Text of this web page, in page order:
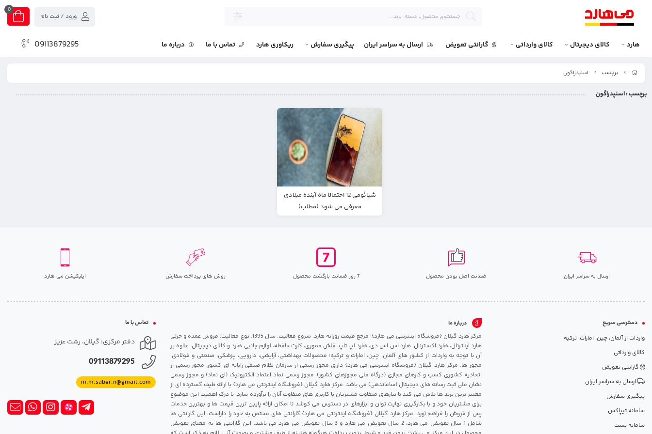
0
ورود / ثبت نام
هارد کالای دیجیتال کالای وارداتی گارانتی تعویض ارسال به سراسر ایران پیگیری سفارش ریکاوری هارد تماس با ما درباره ما 09113879295
برچسب اسنپدراگون
برچسب: اسنپدراگون
شیائومی 12 احتمالا ماه آینده میلادی
معرفی می شود (مطلب)
ارسال به سراسر ایران ضمانت اصل بودن محصول 7 روز ضمانت بازگشت محصول روش های پرداخت سفارش اپلیکیشن می هارد
دسترسی سریع
واردات از آلمان، چین، امارات، ترکیه
کالای وارداتی
گارانتی تعویض
ارسال به سراسر ایران
پیگیری سفارش
سامانه تیپاکس
سامانه پست
درباره ما
مرکز هارد گیلان {فروشگاه اینترنتی می هارد}؛ مرجع قیمت روزانه هارد. شروع فعالیت: سال 1395. نوع فعالیت: فروش عمده و جزئی
هارد اینترنال، هارد اکسترنال، هارد اس اس دی، هارد لپ تاپ، فلش مموری، کارت حافظه، لوازم جانبی هارد و کالای دیجیتال. علاوه بر
آن با توجه به واردات از کشور های آلمان، چین، امارات و ترکیه؛ محصولات بهداشتی، آرایشی، دارویی، پزشکی، صنعتی و فولادی.
مجوز ها: مرکز هارد گیلان {فروشگاه اینترنتی می هارد} دارای مجوز رسمی از سازمان نظام صنفی رایانه ای کشور، مجوز رسمی از
اتحادیه کشوری کسب و کارهای مجازی (درگاه ملی مجوزهای کشور)، مجوز رسمی نماد اعتماد الکترونیک (ای نماد) و مجوز رسمی
نشان ملی ثبت رسانه های دیجیتال (ساماندهی) می باشد. مرکز هارد گیلان {فروشگاه اینترنتی می هارد} با ارائه طیف گسترده ای از
معتبر ترین برند ها تلاش می کند تا نیازهای متفاوت مشتریان با کاربری های متفاوت آنان را برآورده سازد. با درک اهمیت این موضوع
برای مشتریان خود و با بکارگیری نهایت توان و ابزارهای در دسترس می کوشد تا امکان ارائه پایین ترین قیمت ها و بهترین خدمات
پس از فروش را فراهم آورد. مرکز هارد گیلان {فروشگاه اینترنتی می هارد} گارانتی های مختص به خود را داراست، این گارانتی ها
شامل 1 سال تعویض می هارد، 2 سال تعویض می هارد و 3 سال تعویض می هارد می باشد. این گارانتی ها به معنای تعویض
تماس با ما
دفتر مرکزی: گیلان، رشت عزیز
09113879295
m.m.saber.n@gmail.com